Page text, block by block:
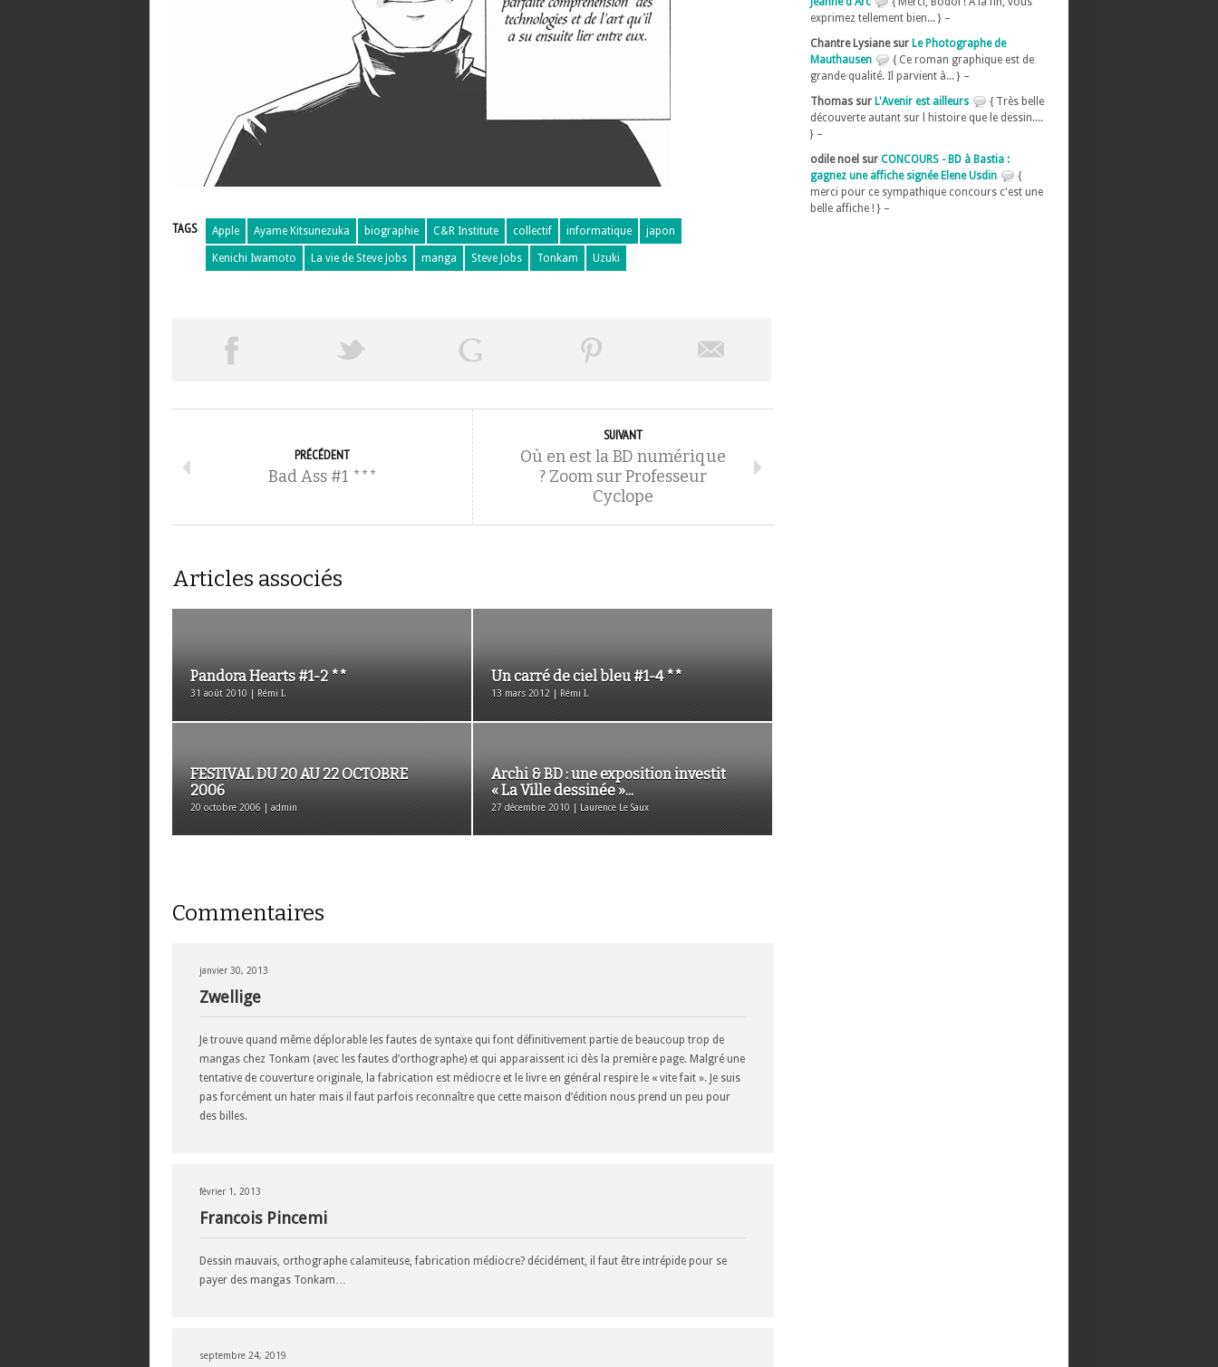
TAGS Apple Ayame Kitsunezuka biographie C&R Institute collectif informatique japon
Kenichi Iwamoto La vie de Steve Jobs manga Steve Jobs Tonkam Uzuki
PRÉCÉDENT
Bad Ass #1 ***
SUIVANT
Où en est la BD numérique
? Zoom sur Professeur
Cyclope
Articles associés
Pandora Hearts #1-2 **
31 août 2010 | Rémi I.
Un carré de ciel bleu #1-4 **
13 mars 2012 | Rémi I.
FESTIVAL DU 20 AU 22 OCTOBRE
2006
20 octobre 2006 | admin
Archi & BD : une exposition investit
« La Ville dessinée »...
27 décembre 2010 | Laurence Le Saux
Commentaires
janvier 30, 2013
Zwellige
Je trouve quand même déplorable les fautes de syntaxe qui font définitivement partie de beaucoup trop de
mangas chez Tonkam (avec les fautes d’orthographe) et qui apparaissent ici dès la première page. Malgré une
tentative de couverture originale, la fabrication est médiocre et le livre en général respire le « vite fait ». Je suis
pas forcément un hater mais il faut parfois reconnaître que cette maison d’édition nous prend un peu pour
des billes.
février 1, 2013
Francois Pincemi
Dessin mauvais, orthographe calamiteuse, fabrication médiocre? décidément, il faut être intrépide pour se
payer des mangas Tonkam…
septembre 24, 2019
exprimez tellement bien... } –
Chantre Lysiane sur Le Photographe de
Mauthausen
{ Ce roman graphique est de
grande qualité. Il parvient à... } –
Thomas sur L'Avenir est ailleurs
{ Très belle
découverte autant sur l histoire que le dessin....
} –
odile noel sur CONCOURS - BD à Bastia :
gagnez une affiche signée Elene Usdin
{
merci pour ce sympathique concours c'est une
belle affiche ! } –